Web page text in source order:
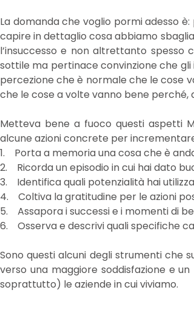
La domanda che voglio pormi adesso
capire in dettaglio cosa abbiamo
l’insuccesso e non altrettanto spesso
sottile ma pertinace convinzione che
percezione che è normale che le cose
che le cose a volte vanno bene
Metteva bene a fuoco questi aspetti
alcune azioni concrete per
1. Porta a memoria una cosa che è
2. Ricorda un episodio in cui hai dato
3. Identifica quali potenzialità hai
4. Coltiva la gratitudine per le azioni
5. Assapora i successi e i momenti di
6. Osserva e descrivi quali specifiche
Sono questi alcuni degli strumenti che
verso una maggiore soddisfazione e
soprattutto) le aziende in cui viviamo.